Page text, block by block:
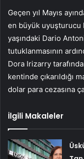
Geçen yıl Mayıs
en büyük uyuşturucu
yaşındaki Dario
tutuklanmasının
Dora Irizarry
kentinde çıkarıldığı
dolar para cezasına
İlgili Makaleler